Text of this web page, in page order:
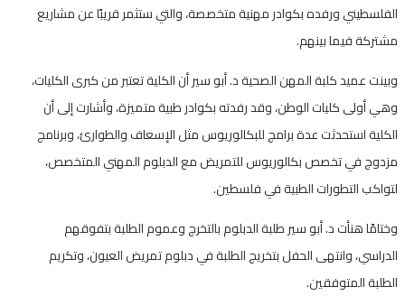
الفلسطيني ورفده بكوادر مهنية متخصصة، والتي ستثمر قريبًا عن مشاريع
مشتركة فيما بينهم.
وبينت عميد كلبة المهن الصحية د. أبو سير أن الكلية تعتبر من كبرى الكليات،
وهي أولى كليات الوطن، وقد رفدته بكوادر طبية متميزة، وأشارت إلى أن
الكلية استحدثت عدة برامج للبكالوريوس مثل الإسعاف والطوارئ، وبرنامج
مزدوج في تخصص بكالوريوس للتمريض مع الدبلوم المهني المتخصص،
لتواكب التطورات الطبية في فلسطين.
وختامًا هنأت د. أبو سير طلبة الدبلوم بالتخرج وعموم الطلبة بتفوقهم
الدراسي، وانتهى الحفل بتخريج الطلبة في دبلوم تمريض العيون، وتكريم
الطلبة المتوفقين.